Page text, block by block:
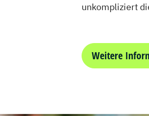
unkompliziert
Weitere